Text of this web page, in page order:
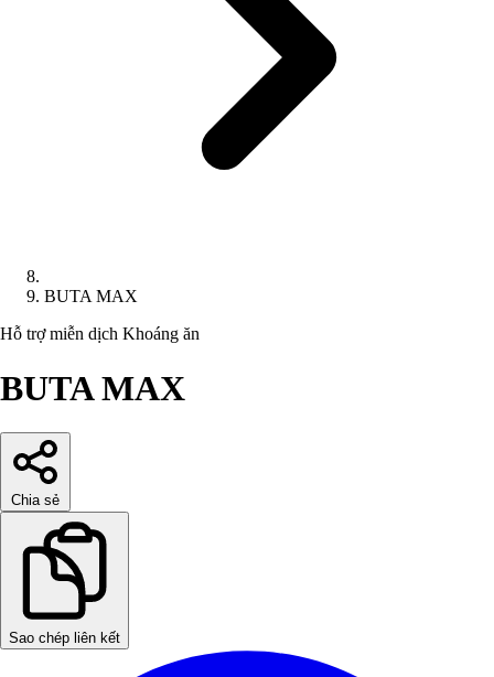
BUTA MAX
Hỗ trợ miễn dịch Khoáng ăn
BUTA MAX
Chia sẻ
Sao chép liên kết